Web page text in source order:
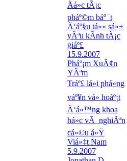
Äá»c tÃ¡c
pháº©m báº¯t
Ä‘áº§u tá»« sá»±
yÃªu kÃ­nh tÃ¡c
giáº£
15.9.2007
Pháº¡m XuÃ¢n
YÃªm
Tráº£ lá»i phá»ng
váº¥n vá» hoáº¡t
Ä‘á»™ng khoa
há»c vÃ nghiÃªn
cá»©u á»Ÿ
Viá»‡t Nam
5.9.2007